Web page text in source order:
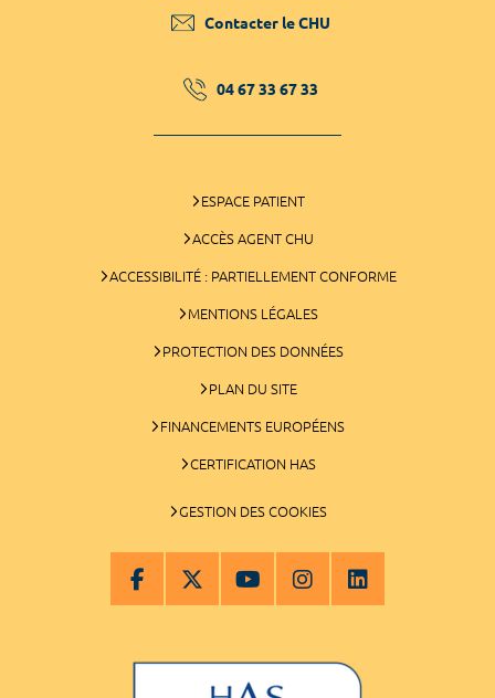
Contacter le CHU
04 67 33 67 33
ESPACE PATIENT
ACCÈS AGENT CHU
ACCESSIBILITÉ : PARTIELLEMENT CONFORME
MENTIONS LÉGALES
PROTECTION DES DONNÉES
PLAN DU SITE
FINANCEMENTS EUROPÉENS
CERTIFICATION HAS
GESTION DES COOKIES